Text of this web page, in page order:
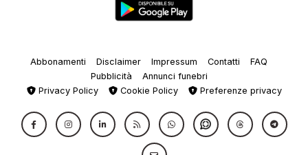
Abbonamenti Disclaimer Impressum Contatti
FAQ
Pubblicità
Annunci funebri
Privacy Policy
Cookie Policy Preferenze privacy